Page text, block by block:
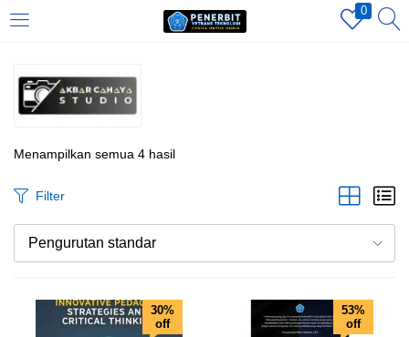
0
REGISTER
Enter your username and password to login.
Remember me
Menampilkan semua 4 hasil
Filter
Pengurutan standar
30%
off
53%
off